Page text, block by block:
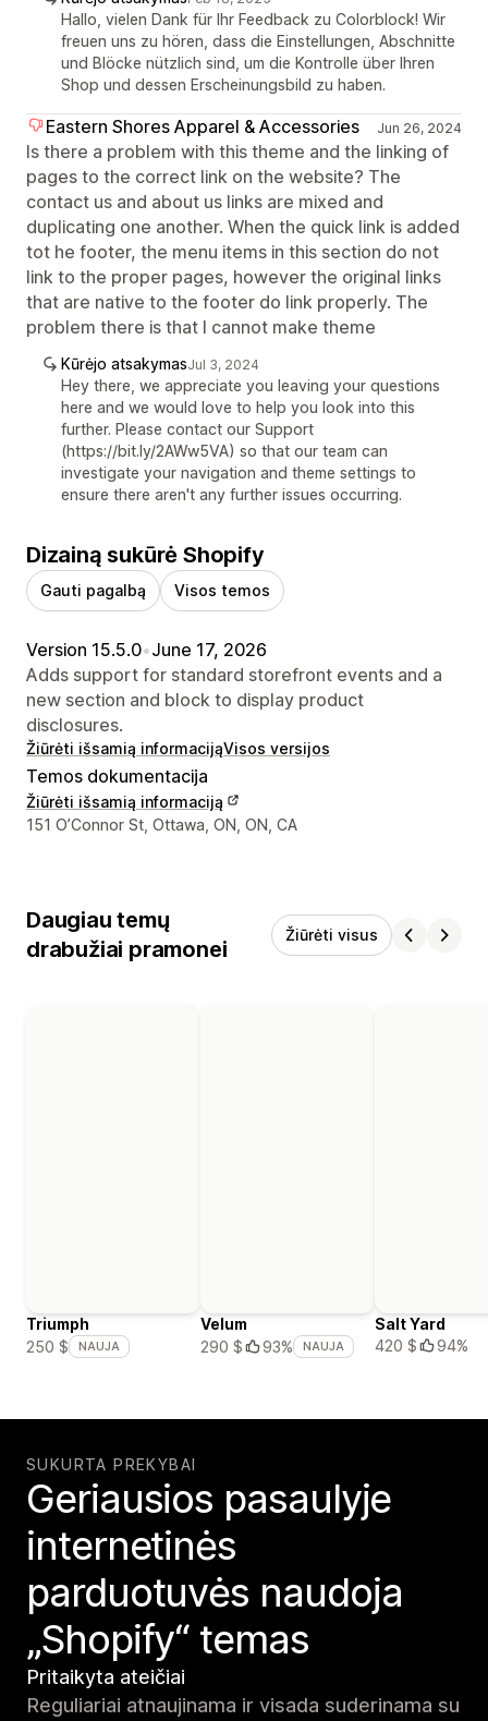
Hallo, vielen Dank für Ihr Feedback zu Colorblock! Wir
freuen uns zu hören, dass die Einstellungen, Abschnitte
und Blöcke nützlich sind, um die Kontrolle über Ihren
Shop und dessen Erscheinungsbild zu haben.
Eastern Shores Apparel & Accessories Jun 26, 2024
Is there a problem with this theme and the linking of
pages to the correct link on the website? The
contact us and about us links are mixed and
duplicating one another. When the quick link is added
tot he footer, the menu items in this section do not
link to the proper pages, however the original links
that are native to the footer do link properly. The
problem there is that I cannot make theme
Kūrėjo atsakymasJul 3, 2024
Hey there, we appreciate you leaving your questions
here and we would love to help you look into this
further. Please contact our Support
(https://bit.ly/2AWw5VA) so that our team can
investigate your navigation and theme settings to
ensure there aren't any further issues occurring.
Dizainą sukūrė Shopify
Gauti pagalbą Visos temos
Version 15.5.0•June 17, 2026
Adds support for standard storefront events and a
new section and block to display product
disclosures.
Žiūrėti išsamią informacijąVisos versijos
Temos dokumentacija
Žiūrėti išsamią informaciją
Kūrėjo kontaktiniai duomenys
151 O’Connor St, Ottawa, ON, ON, CA
Daugiau temų
drabužiai pramonei
Žiūrėti visus
Triumph
250 $
NAUJA
Velum
290 $
93% NAUJA
Salt Yard
420 $
94%
SUKURTA PREKYBAI
Geriausios pasaulyje
internetinės
parduotuvės naudoja
„Shopify“ temas
Pritaikyta ateičiai
Reguliariai atnaujinama ir visada suderinama su